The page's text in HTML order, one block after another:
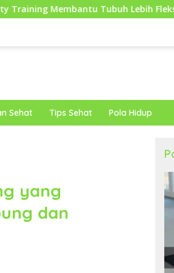
Tubuh Lebih Fleksibel dan Siap
Sehat Tips Sehat Pola Hidup
yang
dan